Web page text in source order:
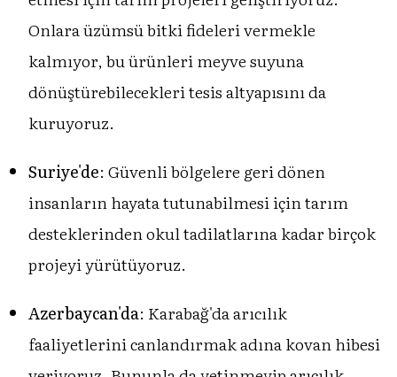
Onlara üzümsü bitki fideleri vermekle
kalmıyor, bu ürünleri meyve suyuna
dönüştürebilecekleri tesis altyapısını da
kuruyoruz.
Suriye'de: Güvenli bölgelere geri dönen
insanların hayata tutunabilmesi için tarım
desteklerinden okul tadilatlarına kadar birçok
projeyi yürütüyoruz.
Azerbaycan'da: Karabağ'da arıcılık
faaliyetlerini canlandırmak adına kovan hibesi